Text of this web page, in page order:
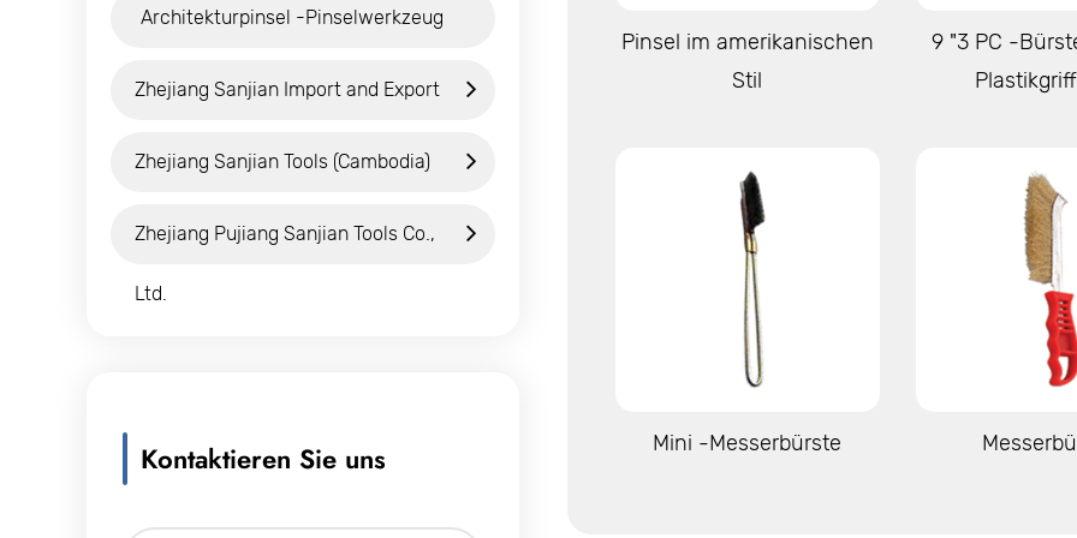
Architekturpinsel -Pinselwerkzeug
Zhejiang Sanjian Import and Export
Co., Ltd.
Zhejiang Sanjian Tools (Cambodia)
Co., Ltd.
Zhejiang Pujiang Sanjian Tools Co.,
Ltd.
Kontaktieren Sie uns
Mehr anzeigen
Pinsel im amerikanischen
Stil
Mehr
9 "3 PC -
Mehr anzeigen
Mini -Messerbürste Mehr